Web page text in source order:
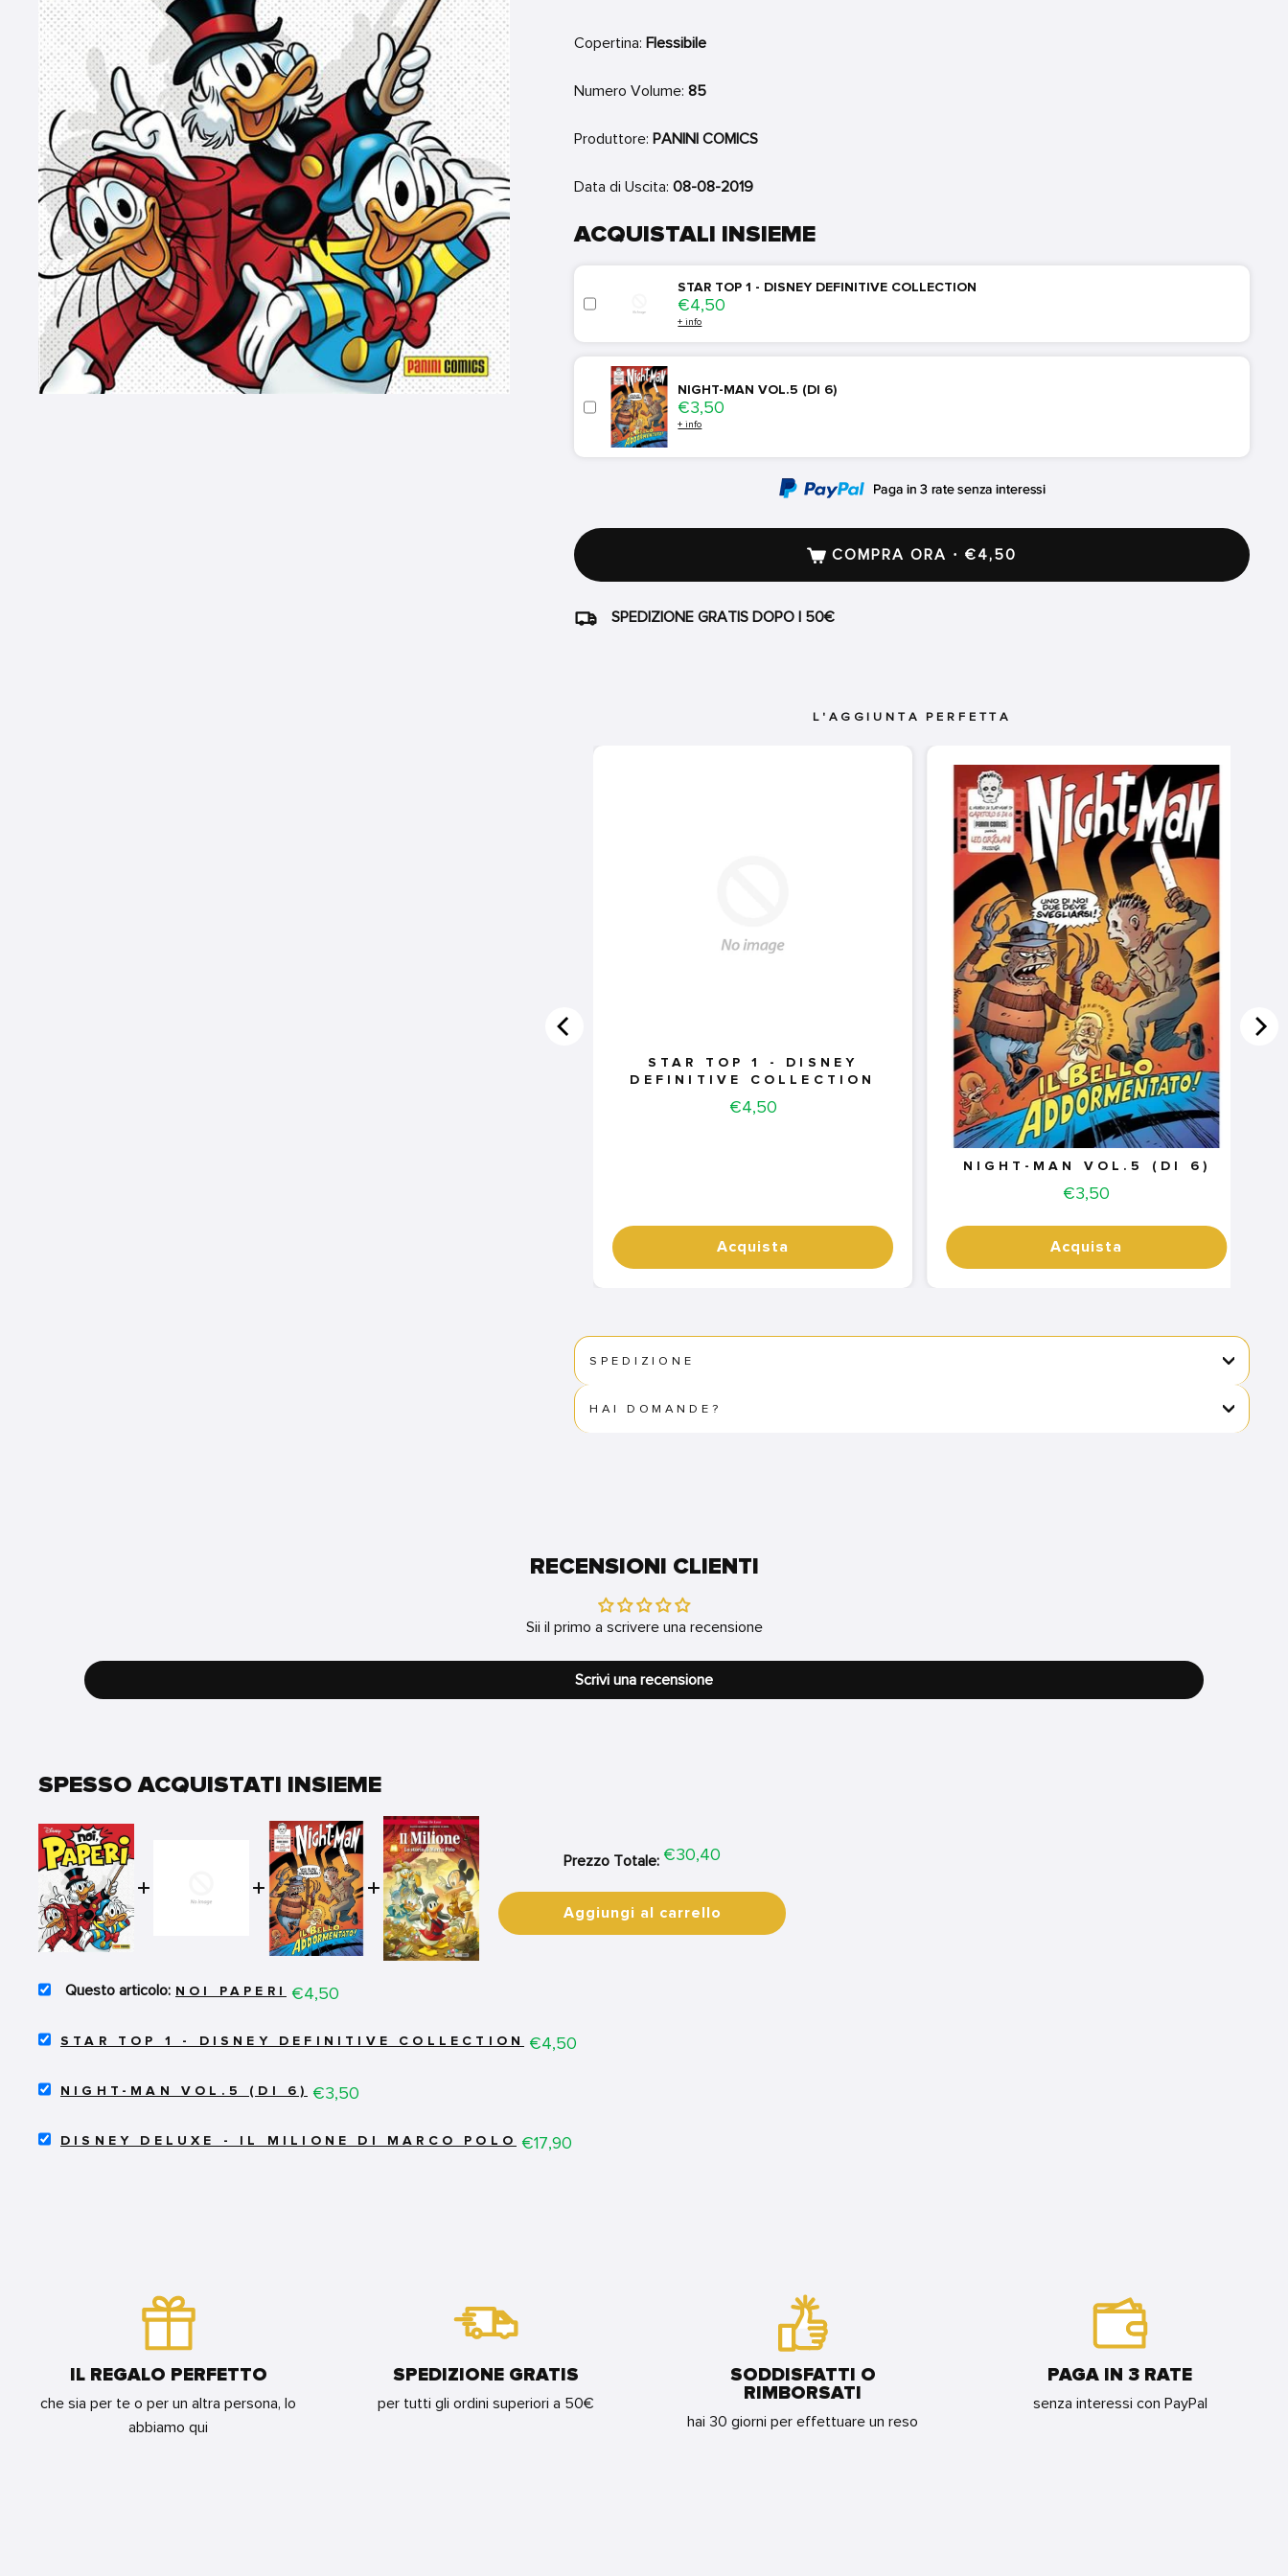
Copertina: Flessibile
Numero Volume:85
Produttore: PANINI COMICS
Data di Uscita:08-08-2019
ACQUISTALI INSIEME
STAR TOP 1 - DISNEY DEFINITIVE COLLECTION
Price
€4,50
+ info
NIGHT-MAN VOL.5 (DI 6)
Price
€3,50
+ info
COMPRA ORA · €4,50
SPEDIZIONE GRATIS DOPO I 50€
L'AGGIUNTA PERFETTA
STAR TOP 1 - DISNEY
DEFINITIVE COLLECTION
Price
€4,50
Acquista
NIGHT-MAN VOL.5 (DI 6)
Price
€3,50
Acquista
SPEDIZIONE
HAI DOMANDE?
RECENSIONI CLIENTI
Sii il primo a scrivere una recensione
Scrivi una recensione
SPESSO ACQUISTATI INSIEME
Prezzo Totale: Price
€30,40
Aggiungi al carrello
SELECT
FOR
NOI PAPERI Price
€4,50
SELECT
1
DEFINITIVE
STAR TOP 1 - DISNEY DEFINITIVE COLLECTION Price
€4,50
SELECT
VOL.5
NIGHT-MAN VOL.5 (DI 6) Price
€3,50
SELECT
DISNEY DELUXE - IL MILIONE DI MARCO POLO Price
€17,90
IL REGALO PERFETTO
che sia per te o per un altra persona, lo
abbiamo qui
SPEDIZIONE GRATIS
per tutti gli ordini superiori a 50€
SODDISFATTI O
RIMBORSATI
hai 30 giorni per effettuare un reso
PAGA IN 3 RATE
senza interessi con PayPal